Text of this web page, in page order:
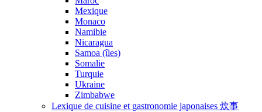
Mexique
Monaco
Namibie
Nicaragua
Samoa (îles)
Somalie
Turquie
Ukraine
Zimbabwe
Lexique de cuisine et gastronomie japonaises 炊事